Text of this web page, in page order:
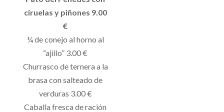
ciruelas y piñones 9.00
€
¼ de conejo al horno al
“ajillo” 3.00 €
Churrasco de ternera a la
brasa con salteado de
verduras 3.00 €
Caballa fresca de ración